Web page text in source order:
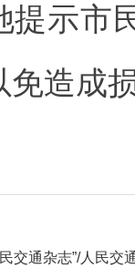
提示市
造成损
交通杂志”/人民